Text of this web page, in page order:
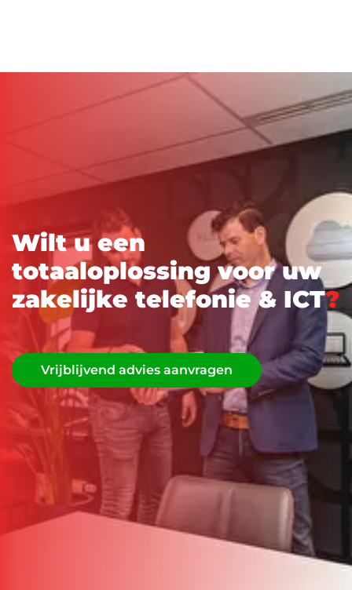
Wilt u een
totaaloplossing voor uw
zakelijke telefonie & ICT?
Vrijblijvend advies aanvragen
Vrijblijvend advies aanvragen